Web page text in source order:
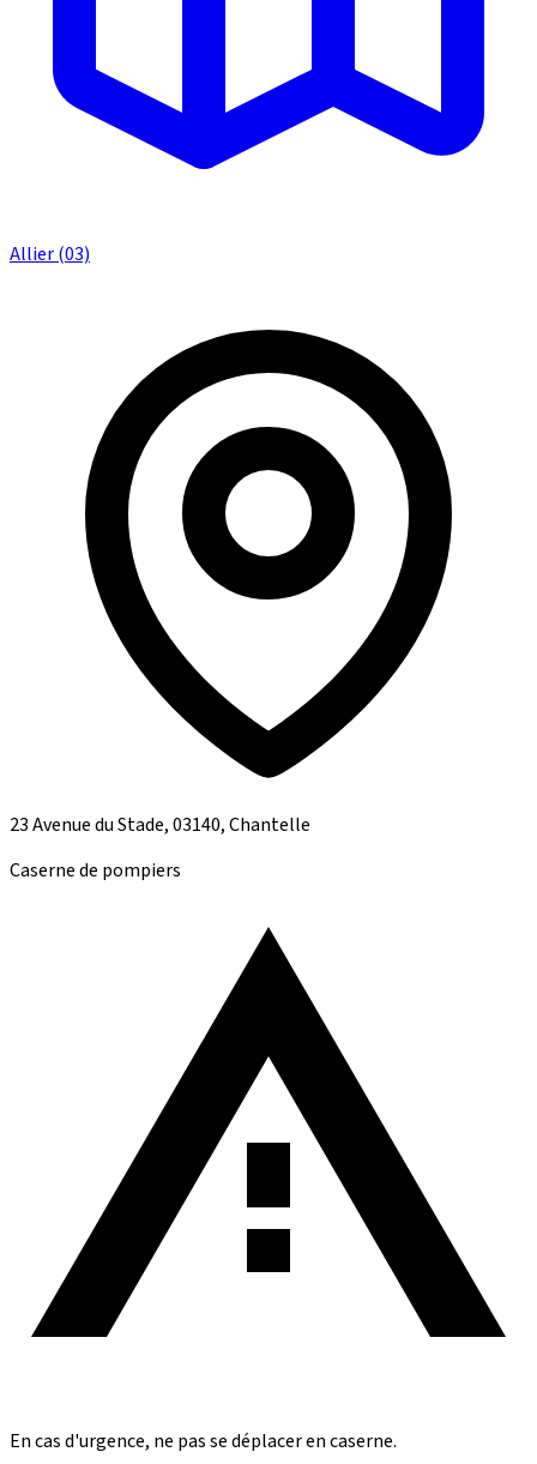
Allier (03)
23 Avenue du Stade, 03140, Chantelle
Caserne de pompiers
En cas d'urgence, ne pas se déplacer en caserne.